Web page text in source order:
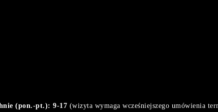
(pon.-pt.): 9-17 (wizyta wymaga wcześniejszego umówienia